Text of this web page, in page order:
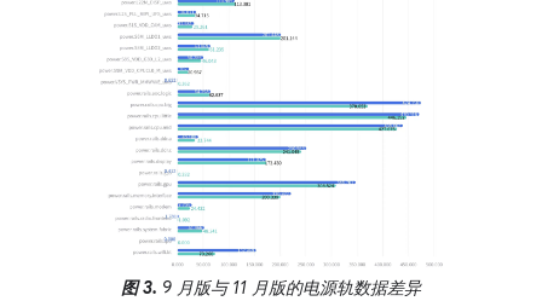
图 3. 9 月版与 11 月版的电源轨数据差异